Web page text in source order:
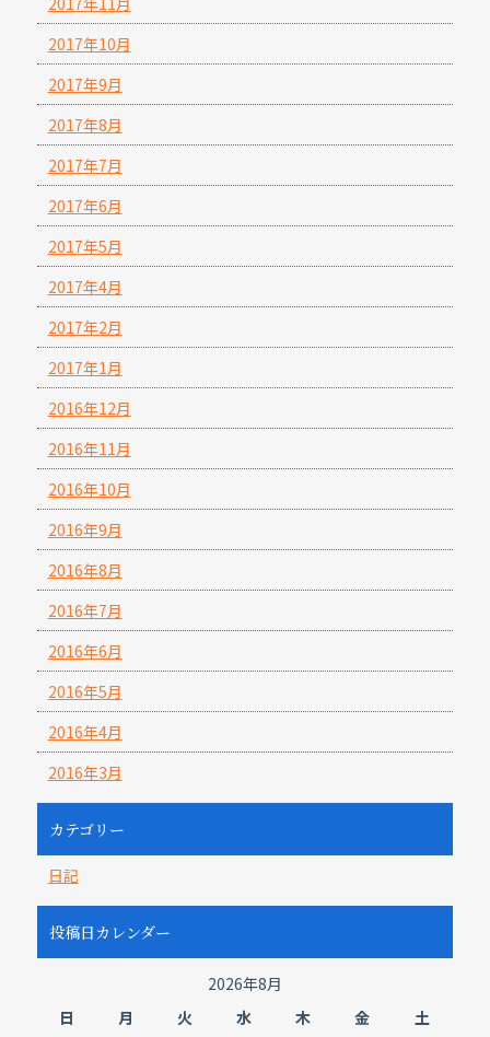
2017年10月
2017年9月
2017年8月
2017年7月
2017年6月
2017年5月
2017年4月
2017年2月
2017年1月
2016年12月
2016年11月
2016年10月
2016年9月
2016年8月
2016年7月
2016年6月
2016年5月
2016年4月
2016年3月
カテゴリー
日記
投稿日カレンダー
2026年8月
日
月 火 水 木 金
土